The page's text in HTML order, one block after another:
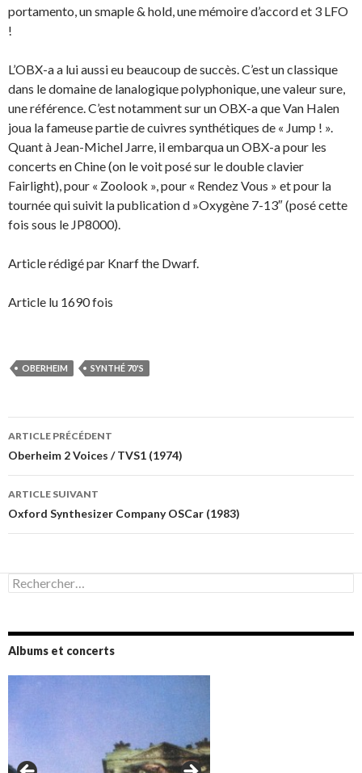
portamento, un smaple & hold, une mémoire d’accord et 3 LFO
!
L’OBX-a a lui aussi eu beaucoup de succès. C’est un classique
dans le domaine de lanalogique polyphonique, une valeur sure,
une référence. C’est notamment sur un OBX-a que Van Halen
joua la fameuse partie de cuivres synthétiques de « Jump ! ».
Quant à Jean-Michel Jarre, il embarqua un OBX-a pour les
concerts en Chine (on le voit posé sur le double clavier
Fairlight), pour « Zoolook », pour « Rendez Vous » et pour la
tournée qui suivit la publication d »Oxygène 7-13″ (posé cette
fois sous le JP8000).
Article rédigé par Knarf the Dwarf.
Article lu 1690 fois
OBERHEIM SYNTHÉ 70'S
Navigation
des
articles
ARTICLE PRÉCÉDENT
Oberheim 2 Voices / TVS1 (1974)
ARTICLE SUIVANT
Oxford Synthesizer Company OSCar (1983)
Rechercher :
Albums et concerts